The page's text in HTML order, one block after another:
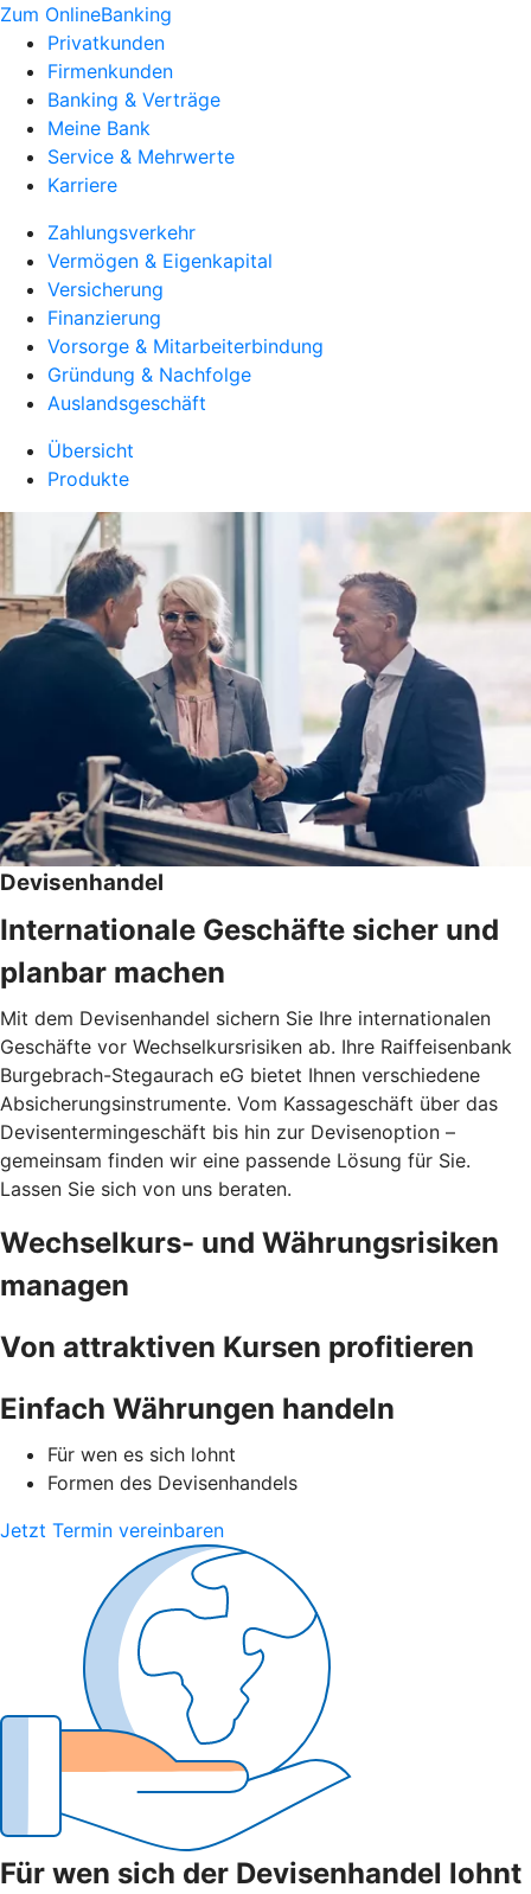
Zum OnlineBanking
Privatkunden
Firmenkunden
Banking & Verträge
Meine Bank
Service & Mehrwerte
Karriere
Zahlungsverkehr
Vermögen & Eigenkapital
Versicherung
Finanzierung
Vorsorge & Mitarbeiterbindung
Gründung & Nachfolge
Auslandsgeschäft
Übersicht
Produkte
Devisenhandel
Internationale Geschäfte sicher und
planbar machen
Mit dem Devisenhandel sichern Sie Ihre internationalen
Geschäfte vor Wechselkursrisiken ab. Ihre Raiffeisenbank
Burgebrach-Stegaurach eG bietet Ihnen verschiedene
Absicherungsinstrumente. Vom Kassageschäft über das
Devisentermingeschäft bis hin zur Devisenoption –
gemeinsam finden wir eine passende Lösung für Sie.
Lassen Sie sich von uns beraten.
Wechselkurs- und Währungsrisiken
managen
Von attraktiven Kursen profitieren
Einfach Währungen handeln
Für wen es sich lohnt
Formen des Devisenhandels
Jetzt Termin vereinbaren
Für wen sich der Devisenhandel lohnt